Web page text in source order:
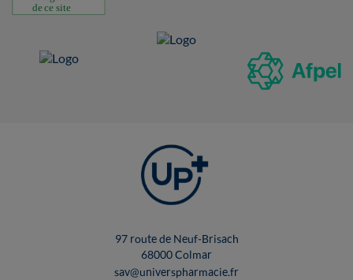
97 route de Neuf-Brisach
68000 Colmar
sav@universpharmacie.fr